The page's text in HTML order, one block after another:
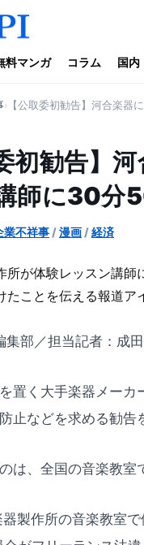
料マンガ コラム 国内
【公取委初勧告】河合楽
初勧告】
師に30分
業不祥事 /漫画 /経済
集部／担当記者：成田
置く大手楽器メー
止などを求める勧告
は、全国の音楽教室